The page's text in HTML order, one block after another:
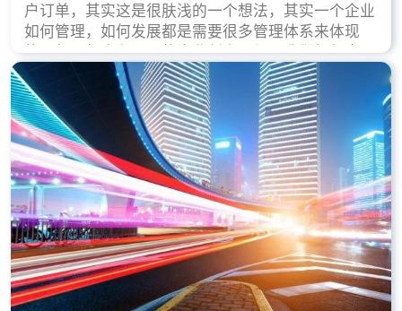
户订单，其实这是很肤浅的一个想法，其实一个企业
如何管理，如何发展都是需要很多管理体系来体现
的，每天都会有不同的企业创立，但是我们如何去证
实一个企业的合法，有质量保证了？这就是ISO9001
认证体现价值的时候，那么键锋小编就来细说下企业
做ISO9001认证的根本原因。